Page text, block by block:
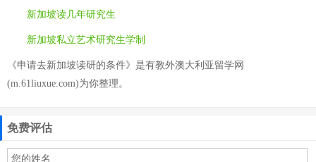
新加坡读几年研究生
新加坡私立艺术研究生学制
《申请去新加坡读研的条件》是有教外澳大利亚留学网
(m.61liuxue.com)为你整理。
免费评估